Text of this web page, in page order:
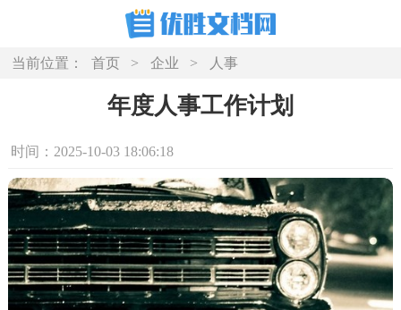
当前位置： 首页 > 企业 > 人事
年度人事工作计划
时间：2025-10-03 18:06:18